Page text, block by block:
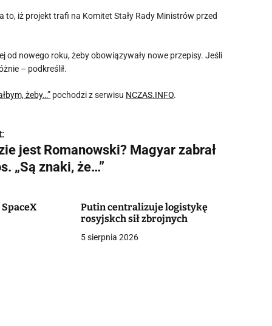
to, iż projekt trafi na Komitet Stały Rady Ministrów przed
od nowego roku, żeby obowiązywały nowe przepisy. Jeśli
– podkreślił.
żeby…” pochodzi z serwisu NCZAS.INFO.
jest Romanowski? Magyar zabrał
„Są znaki, że…”
Putin centralizuje logistykę
rosyjskch sił zbrojnych
5 sierpnia 2026